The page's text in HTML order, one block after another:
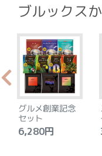
ブルックス
グルメ創業記念
セット
6,280円